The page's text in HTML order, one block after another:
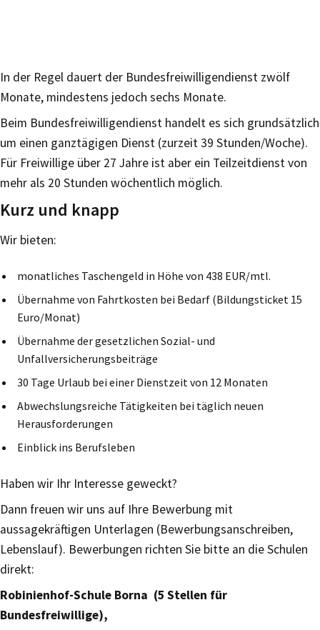
In der Regel dauert der Bundesfreiwilligendienst zwölf
Monate, mindestens jedoch sechs Monate.
Beim Bundesfreiwilligendienst handelt es sich grundsätzlich
um einen ganztägigen Dienst (zurzeit 39 Stunden/Woche).
Für Freiwillige über 27 Jahre ist aber ein Teilzeitdienst von
mehr als 20 Stunden wöchentlich möglich.
Kurz und knapp
Wir bieten:
monatliches Taschengeld in Höhe von 438 EUR/mtl.
Übernahme von Fahrtkosten bei Bedarf (Bildungsticket 15
Euro/Monat)
Übernahme der gesetzlichen Sozial- und
Unfallversicherungsbeiträge
30 Tage Urlaub bei einer Dienstzeit von 12 Monaten
Abwechslungsreiche Tätigkeiten bei täglich neuen
Herausforderungen
Einblick ins Berufsleben
Haben wir Ihr Interesse geweckt?
Dann freuen wir uns auf Ihre Bewerbung mit
aussagekräftigen Unterlagen (Bewerbungsanschreiben,
Lebenslauf). Bewerbungen richten Sie bitte an die Schulen
direkt:
Robinienhof-Schule Borna (5 Stellen für
Bundesfreiwillige),